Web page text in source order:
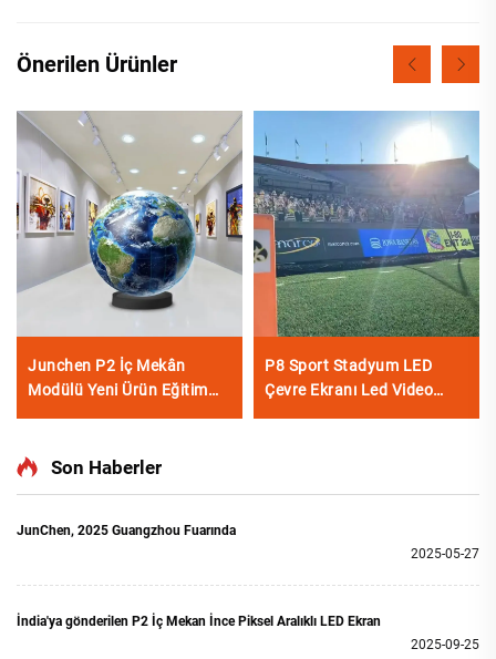
Önerilen Ürünler
Junchen P2 İç Mekân
Modülü Yeni Ürün Eğitim
Küre LED Havaalanı
P8 Sport Stadyum LED
Çevre Ekranı Led Video
Son Haberler
JunChen, 2025 Guangzhou Fuarında
2025-05-27
İndia'ya gönderilen P2 İç Mekan İnce Piksel Aralıklı LED Ekran
2025-09-25